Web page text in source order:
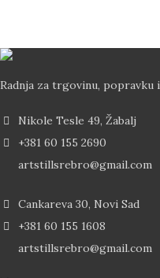
Radnja za trgovinu,
Nikole Tesle 49, Žabalj
+381 60 155 2690
artstillsrebro@gmail.com
Cankareva 30, Novi Sad
+381 60 155 1608
artstillsrebro@gmail.com